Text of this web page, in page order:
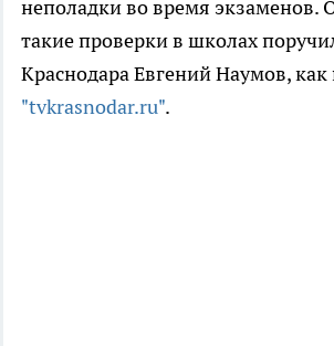
неполадки во время экзаменов.
такие проверки в школах
Краснодара Евгений Наумов,
"tvkrasnodar.ru".